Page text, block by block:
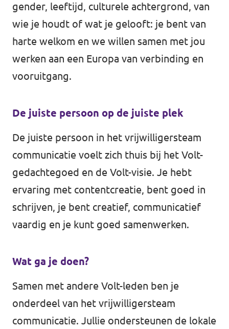
gender, leeftijd, culturele achtergrond, van
wie je houdt of wat je gelooft: je bent van
harte welkom en we willen samen met jou
werken aan een Europa van verbinding en
vooruitgang.
De juiste persoon op de juiste plek
De juiste persoon in het vrijwilligersteam
communicatie voelt zich thuis bij het Volt-
gedachtegoed en de Volt-visie. Je hebt
ervaring met contentcreatie, bent goed in
schrijven, je bent creatief, communicatief
vaardig en je kunt goed samenwerken.
Wat ga je doen?
Samen met andere Volt-leden ben je
onderdeel van het vrijwilligersteam
communicatie. Jullie ondersteunen de lokale